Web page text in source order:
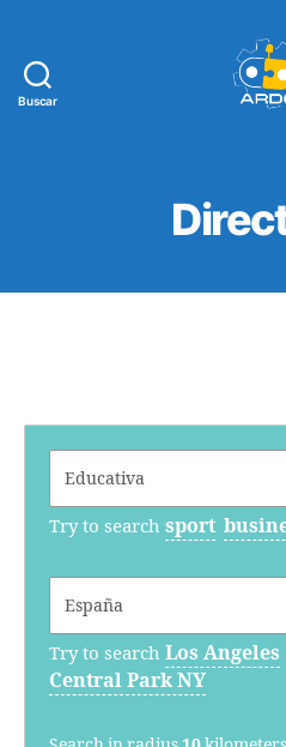
Buscar
Try to search sport
Try to search Los Angeles
Central Park NY